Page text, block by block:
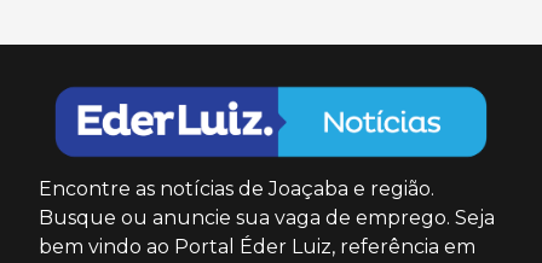
Encontre as notícias de Joaçaba e região.
Busque ou anuncie sua vaga de emprego. Seja
bem vindo ao Portal Éder Luiz, referência em